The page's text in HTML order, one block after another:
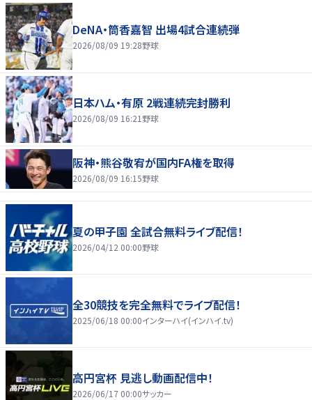
DeNA・筒香嘉智 出場4試合連続弾
2026/08/09 19:28野球
日本ハム・有原 2戦連続完封勝利
2026/08/09 16:21 野球
阪神・熊谷敬宥が国内FA権を取得
2026/08/09 16:15野球
夏の甲子園 全試合無料ライブ配信！
2026/04/12 00:00野球
全30競技を完全無料でライブ配信！
2025/06/18 00:00インターハイ(インハイ.tv)
高円宮杯 見逃し動画配信中！
2026/06/17 00:00サッカー